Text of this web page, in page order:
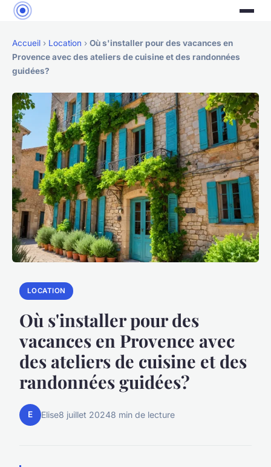
Accueil › Location › Où s'installer pour des vacances en
Provence avec des ateliers de cuisine et des randonnées
guidées?
LOCATION
Où s'installer pour des
vacances en Provence avec
des ateliers de cuisine et des
randonnées guidées?
E Elise8 juillet 20248 min de lecture